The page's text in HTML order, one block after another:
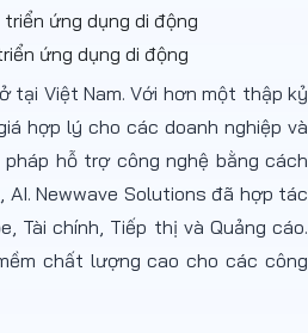
ứng dụng di động
tại Việt Nam. Với hơn một thập kỷ
hợp lý cho các doanh nghiệp và
hỗ trợ công nghệ bằng cách
AI. Newwave Solutions đã hợp tác
Tài chính, Tiếp thị và Quảng cáo.
chất lượng cao cho các công